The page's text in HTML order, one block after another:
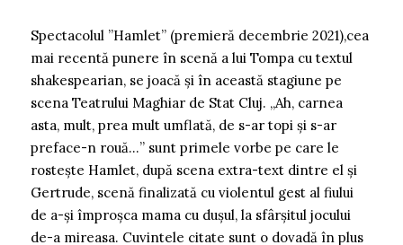
Spectacolul ”Hamlet” (premieră decembrie 2021),cea
mai recentă punere în scenă a lui Tompa cu textul
shakespearian, se joacă și în această stagiune pe
scena Teatrului Maghiar de Stat Cluj. „Ah, carnea
asta, mult, prea mult umflată, de s-ar topi și s-ar
preface-n rouă…” sunt primele vorbe pe care le
rostește Hamlet, după scena extra-text dintre el și
Gertrude, scenă finalizată cu violentul gest al fiului
de a-și împroșca mama cu dușul, la sfârșitul jocului
de-a mireasa. Cuvintele citate sunt o dovadă în plus